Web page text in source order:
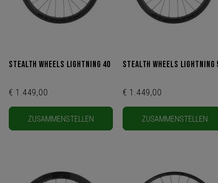
Stealth Wheels Lightning 40
€ 1.449,00
ZUSAMMENSTELLEN
Stealth Wheels Lightning
€ 1.449,00
ZUSAMMENSTELLEN